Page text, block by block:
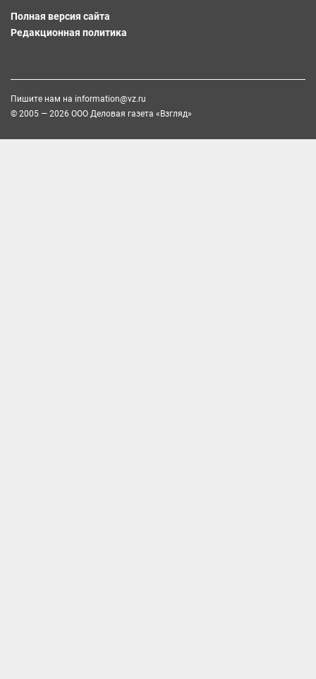
Полная версия сайта
Редакционная политика
Пишите нам на information@vz.ru
© 2005 — 2026 ООО Деловая газета «Взгляд»